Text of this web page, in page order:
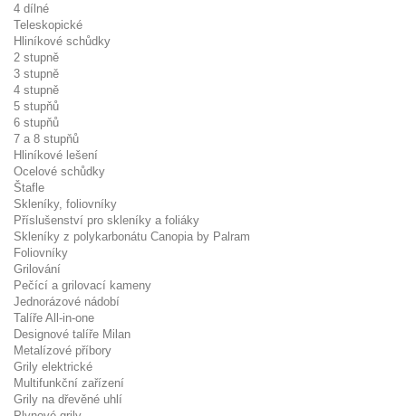
4 dílné
Teleskopické
Hliníkové schůdky
2 stupně
3 stupně
4 stupně
5 stupňů
6 stupňů
7 a 8 stupňů
Hliníkové lešení
Ocelové schůdky
Štafle
Skleníky, foliovníky
Příslušenství pro skleníky a foliáky
Skleníky z polykarbonátu Canopia by Palram
Foliovníky
Grilování
Pečící a grilovací kameny
Jednorázové nádobí
Talíře All-in-one
Designové talíře Milan
Metalízové příbory
Grily elektrické
Multifunkční zařízení
Grily na dřevěné uhlí